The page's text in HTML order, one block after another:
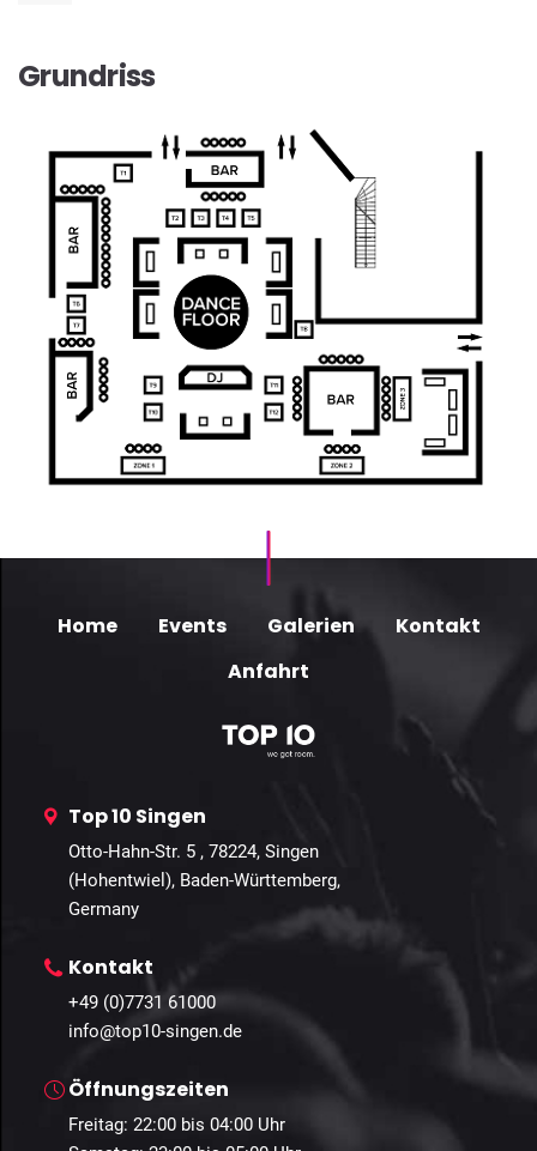
Grundriss
Home Events Galerien
Kontakt
Anfahrt
Top 10 Singen
Otto-Hahn-Str. 5 , 78224, Singen
(Hohentwiel), Baden-Württemberg,
Germany
Kontakt
+49 (0)7731 61000
info@top10-singen.de
Öffnungszeiten
Freitag: 22:00 bis 04:00 Uhr